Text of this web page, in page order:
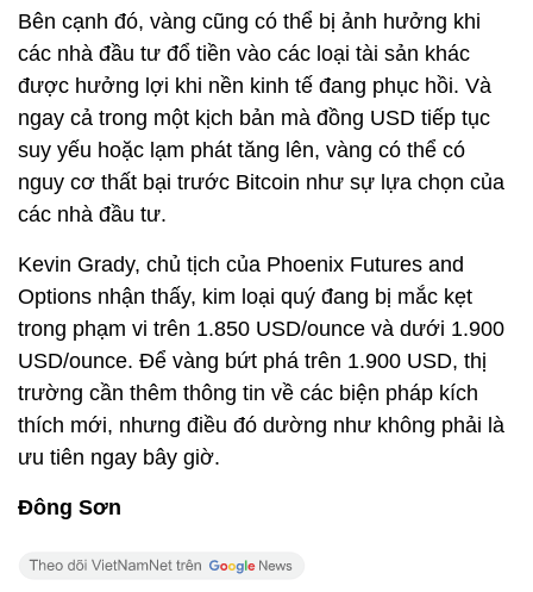
Kevin Grady, chủ tịch của Phoenix Futures and
Options nhận thấy, kim loại quý đang bị mắc kẹt
trong phạm vi trên 1.850 USD/ounce và dưới 1.900
USD/ounce. Để vàng bứt phá trên 1.900 USD, thị
trường cần thêm thông tin về các biện pháp kích
thích mới, nhưng điều đó dường như không phải là
ưu tiên ngay bây giờ.
Đông Sơn
Xem thêm về: Giá vàng